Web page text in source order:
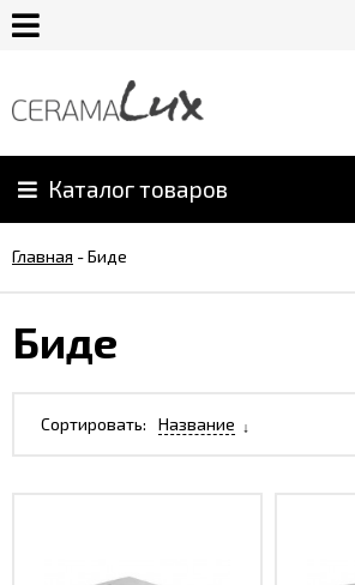
О
продукцией
Интерьерные
Каталог товаров
Главная -Биде
Биде
Сортировать: Название